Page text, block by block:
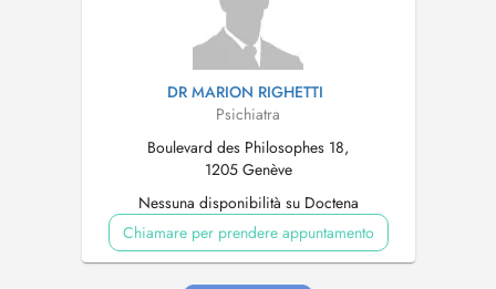
DR MARION RIGHETTI
Psichiatra
Boulevard des Philosophes 18,
1205 Genève
Nessuna disponibilità su Doctena
Chiamare per prendere appuntamento